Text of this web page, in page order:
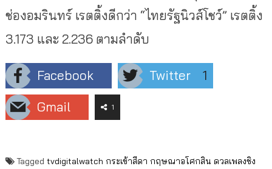
ช่องอมรินทร์ เรตติ้งดีกว่า “ไทยรัฐนิวส์โชว์” เรตติ้ง
3.173 และ 2.236 ตามลำดับ
Facebook Twitter
1
Gmail
1
Tagged tvdigitalwatch กระเข้าสีดา กฤษณาอโศกสิน ดวลเพลงชิง